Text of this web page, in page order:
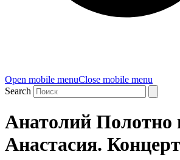
Open mobile menuClose mobile menu
Search
Анатолий Полотно
Анастасия. Концерт